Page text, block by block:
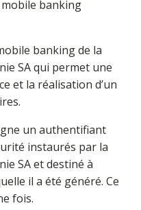
mobile banking
banking de la
SA qui permet une
et la réalisation d’un
un authentifiant
instaurés par la
SA et destiné à
il a été généré. Ce
fois.